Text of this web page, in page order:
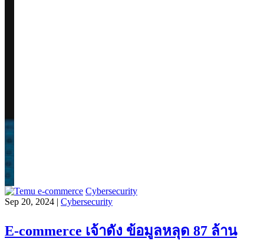
Cybersecurity
Sep 20, 2024 | Cybersecurity
E-commerce เจ้าดัง ข้อมูลหลุด 87 ล้าน